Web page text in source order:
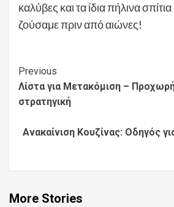
καλύβες και τα ίδια πήλινα
ζούσαμε πριν από αιώνες!
Continue
Reading
Previous
Λίστα για Μετακόμιση –
στρατηγική
Ανακαίνιση Κουζίνας: Οδηγός
More Stories